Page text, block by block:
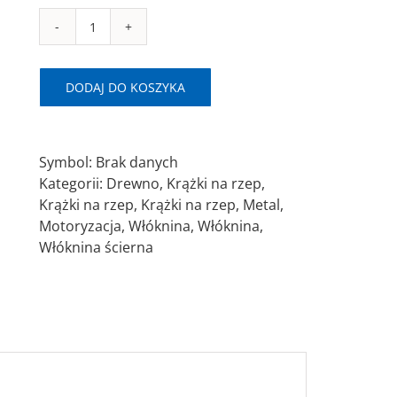
ilość
SAITPOL
Krążek
maszynowej
50/125mm
DODAJ DO KOSZYKA
Symbol: Brak danych
Kategorii: Drewno, Krążki na rzep,
Krążki na rzep, Krążki na rzep, Metal,
Motoryzacja, Włóknina, Włóknina,
Włóknina ścierna